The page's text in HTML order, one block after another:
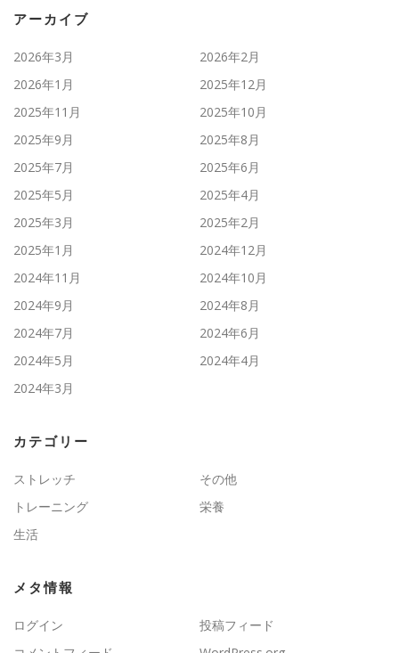
アーカイブ
2026年3月
2026年2月
2026年1月
2025年12月
2025年11月
2025年10月
2025年9月
2025年8月
2025年7月
2025年6月
2025年5月
2025年4月
2025年3月
2025年2月
2025年1月
2024年12月
2024年11月
2024年10月
2024年9月
2024年8月
2024年7月
2024年6月
2024年5月
2024年4月
2024年3月
カテゴリー
ストレッチ
その他
トレーニング
栄養
生活
メタ情報
ログイン
投稿フィード